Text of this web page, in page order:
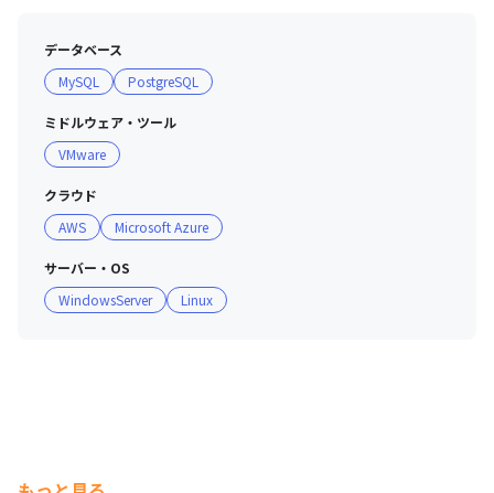
会社紹介
データベース
MySQL
PostgreSQL
ミドルウェア・ツール
VMware
クラウド
AWS
Microsoft Azure
サーバー・OS
WindowsServer
Linux